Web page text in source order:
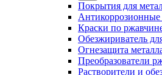
Покрытия для
Антикоррозионные
Краски по
Обезжириватель
Огнезащита
Преобразователи
Растворители и